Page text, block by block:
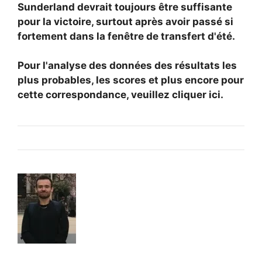
Sunderland devrait toujours être suffisante
pour la victoire, surtout après avoir passé si
fortement dans la fenêtre de transfert d'été.
Pour l'analyse des données des résultats les
plus probables, les scores et plus encore pour
cette correspondance, veuillez cliquer ici.